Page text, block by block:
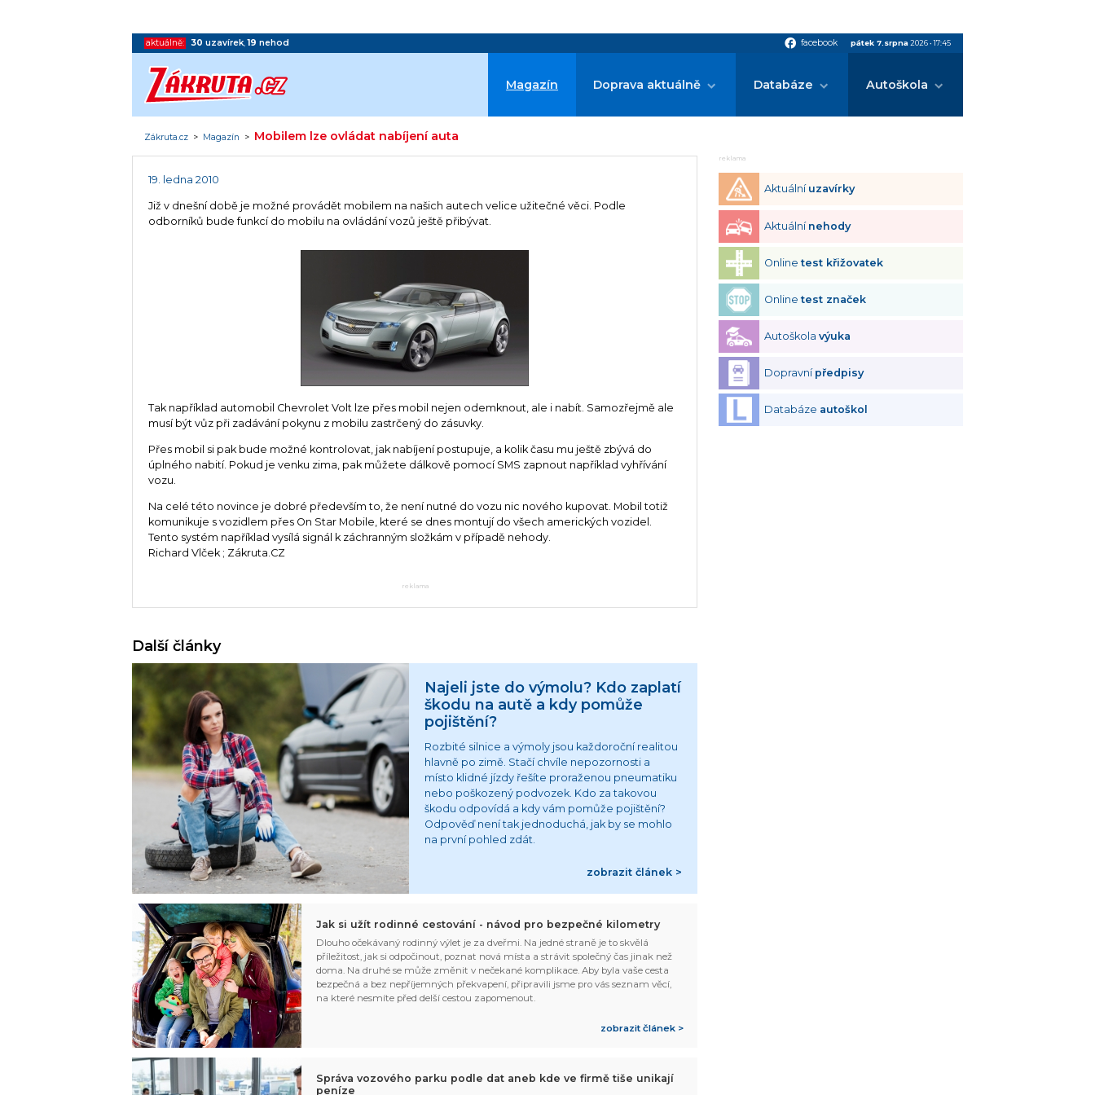
aktuálně: 30 uzavírek,19 nehod facebook facebook pátek 7.srpna 2026•17:45
Magazín Doprava aktuálně Databáze Autoškola
Zákruta.cz > Magazín > Mobilem lze ovládat nabíjení auta
19. ledna 2010
Již v dnešní době je možné provádět mobilem na našich autech velice užitečné věci. Podle
odborníků bude funkcí do mobilu na ovládání vozů ještě přibývat.
Tak například automobil Chevrolet Volt lze přes mobil nejen odemknout, ale i nabít. Samozřejmě ale
musí být vůz při zadávání pokynu z mobilu zastrčený do zásuvky.
Přes mobil si pak bude možné kontrolovat, jak nabíjení postupuje, a kolik času mu ještě zbývá do
úplného nabití. Pokud je venku zima, pak můžete dálkově pomocí SMS zapnout například vyhřívání
vozu.
Na celé této novince je dobré především to, že není nutné do vozu nic nového kupovat. Mobil totiž
komunikuje s vozidlem přes On Star Mobile, které se dnes montují do všech amerických vozidel.
Tento systém například vysílá signál k záchranným složkám v případě nehody.
Richard Vlček ; Zákruta.CZ
reklama
Další články
Najeli jste do výmolu? Kdo zaplatí
škodu na autě a kdy pomůže
pojištění?
Rozbité silnice a výmoly jsou každoroční realitou
hlavně po zimě. Stačí chvíle nepozornosti a
místo klidné jízdy řešíte proraženou pneumatiku
nebo poškozený podvozek. Kdo za takovou
škodu odpovídá a kdy vám pomůže pojištění?
Odpověď není tak jednoduchá, jak by se mohlo
na první pohled zdát.
zobrazit článek >
Jak si užít rodinné cestování - návod pro bezpečné kilometry
Dlouho očekávaný rodinný výlet je za dveřmi. Na jedné straně je to skvělá
příležitost, jak si odpočinout, poznat nová místa a strávit společný čas jinak než
doma. Na druhé se může změnit v nečekané komplikace. Aby byla vaše cesta
bezpečná a bez nepříjemných překvapení, připravili jsme pro vás seznam věcí,
na které nesmíte před delší cestou zapomenout.
zobrazit článek >
Správa vozového parku podle dat aneb kde ve firmě tiše unikají
peníze
reklama
Aktuální uzavírky
Aktuální nehody
Onlinetest křižovatek
Onlinetest značek
Autoškolavýuka
Dopravní předpisy
Databáze autoškol